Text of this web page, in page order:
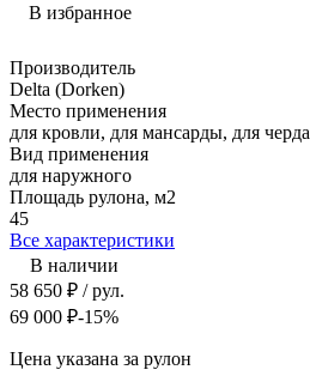
В избранное
Производитель
Delta (Dorken)
Место применения
для кровли, для мансарды, для
Вид применения
для наружного
Площадь рулона, м2
45
Все характеристики
В наличии
58 650 ₽ / рул.
69 000 ₽-15%
Цена указана за рулон